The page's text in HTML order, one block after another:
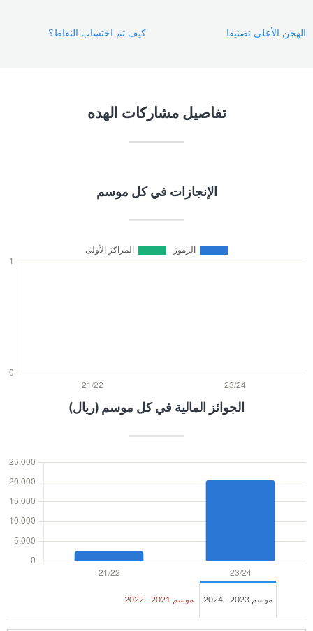
كيف تم احتساب النقاط؟ الهجن الأعلي تصنيفا
تفاصيل مشاركات الهده
الإنجازات في كل موسم
الجوائز المالية في كل موسم (ريال)
موسم 2023 - 2024 موسم 2021 - 2022